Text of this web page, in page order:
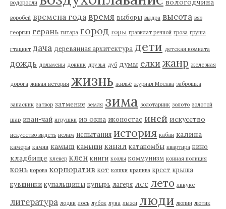
водоросли вологодчина
воробей времена года время выборы выдра высота вяз
георгин герань гитара город горы гравилат речной гроза груша
гтацинт дача деревянная архитектура дети детская комната
дождь дольмены донник друзья дуб думы елки жанр железная
дорога живая история жизнь жильё журнал Москва заброшка
запасник затвор затмение земля зима золотарник золото золотой
шар иван-чай игрушки из окна иконостас иней искусство
искусство видеть ислам испытания история кабан калина
камеры камни камыш камыши канал катакомбы квартира кино
кладбище клевер клен книги козлы коммунизм конная полиция
конь корова корпоратив кот кошки крапива крест крыша
кувшинки купальщицы купырь лагеря лес лето линукс
литература лодки лось лубок луна лыжи люди люпин лютик